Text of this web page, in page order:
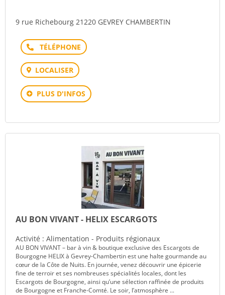
9 rue Richebourg 21220 GEVREY CHAMBERTIN
Téléphone
LOCALISER
PLUS D'INFOS
AU BON VIVANT - HELIX ESCARGOTS
Activité : Alimentation - Produits régionaux
AU BON VIVANT – bar à vin & boutique exclusive des Escargots de
Bourgogne HELIX à Gevrey-Chambertin est une halte gourmande au
cœur de la Côte de Nuits. En journée, venez découvrir une épicerie
fine de terroir et ses nombreuses spécialités locales, dont les
Escargots de Bourgogne, ainsi qu’une sélection raffinée de produits
de Bourgogne et Franche-Comté. Le soir, l’atmosphère ...